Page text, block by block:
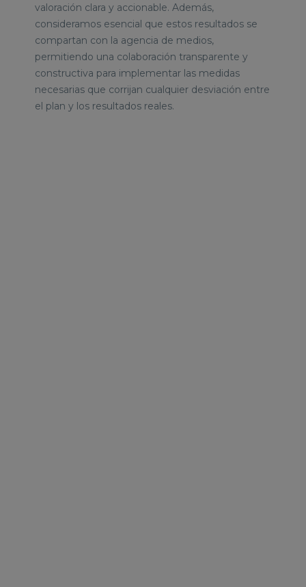
valoración clara y accionable. Además,
consideramos esencial que estos resultados se
compartan con la agencia de medios,
permitiendo una colaboración transparente y
constructiva para implementar las medidas
necesarias que corrijan cualquier desviación entre
el plan y los resultados reales.